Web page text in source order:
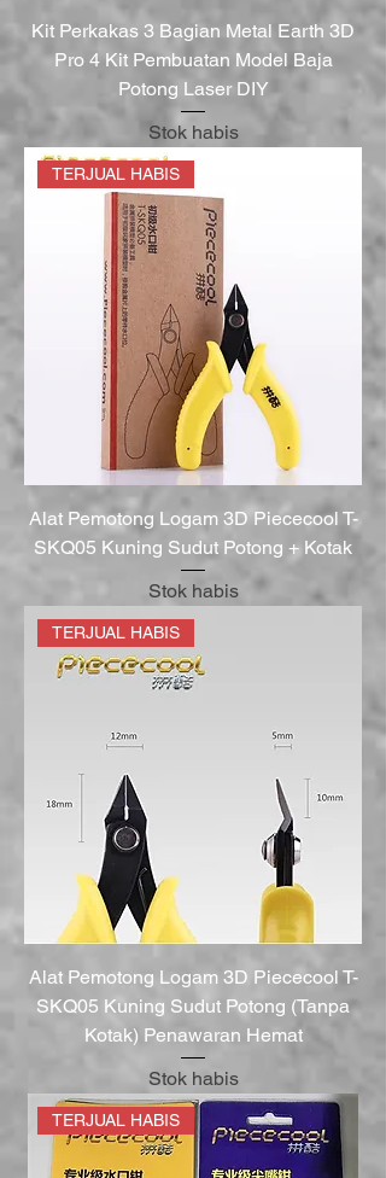
Kit Perkakas 3 Bagian Metal Earth 3D
Pro 4 Kit Pembuatan Model Baja
Potong Laser DIY
Stok habis
TERJUAL HABIS
Alat Pemotong Logam 3D Piececool T-
SKQ05 Kuning Sudut Potong + Kotak
Stok habis
TERJUAL HABIS
Alat Pemotong Logam 3D Piececool T-
SKQ05 Kuning Sudut Potong (Tanpa
Kotak) Penawaran Hemat
Stok habis
TERJUAL HABIS